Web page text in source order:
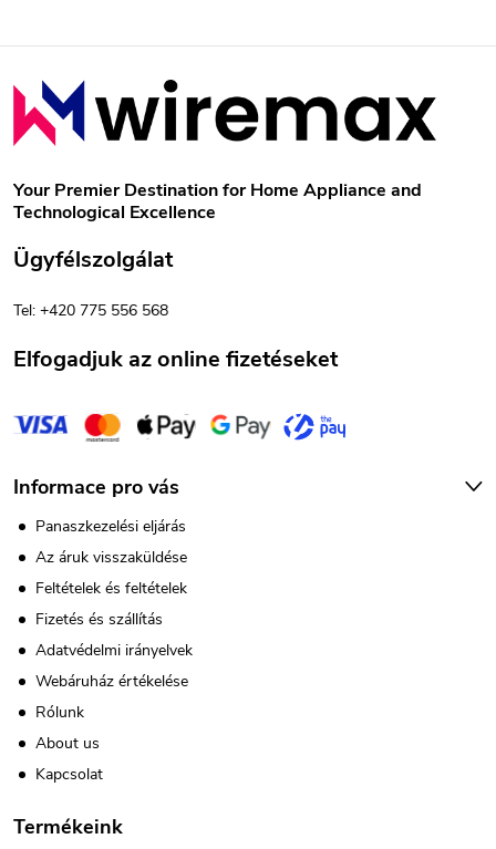
L
á
b
é
c
Your Premier Destination for Home Appliance and
Technological Excellence
Ügyfélszolgálat
Tel: +420 775 556 568
Elfogadjuk az online fizetéseket
Informace pro vás
Panaszkezelési eljárás
Az áruk visszaküldése
Feltételek és feltételek
Fizetés és szállítás
Adatvédelmi irányelvek
Webáruház értékelése
Rólunk
About us
Kapcsolat
Termékeink